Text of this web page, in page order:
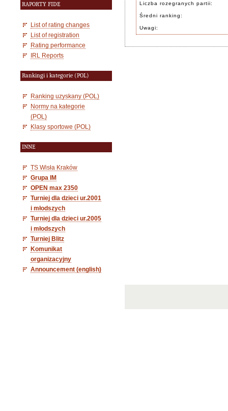
RAPORTY FIDE
List of rating changes
List of registration
Rating performance
IRL Reports
Rankingi i kategorie (POL)
Ranking uzyskany (POL)
Normy na kategorie
(POL)
Klasy sportowe (POL)
INNE
TS Wisła Kraków
Grupa IM
OPEN max 2350
Turniej dla dzieci ur.2001
i młodszych
Turniej dla dzieci ur.2005
i młodszych
Turniej Blitz
Komunikat
organizacyjny
Announcement (english)
Liczba rozegranych partii:
Średni ranking:
Uwagi: